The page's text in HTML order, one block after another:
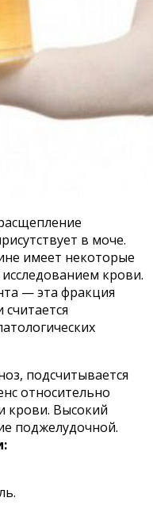
в моче.
имеет некоторые
крови.
— эта фракция
подсчитывается
относительно
крови. Высокий
поджелудочной.